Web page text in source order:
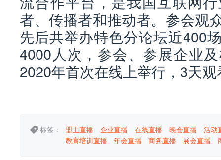
者、传播者和推动者。参会观
先后共举办特色分论坛近400
4000人次，参会、参展企业
2020年首次在线上举行，3天
标签： 盟主直播 企业直播 在线直播 晚会直播
活动
教育培训直播
年会直播 商务直播 展会直播